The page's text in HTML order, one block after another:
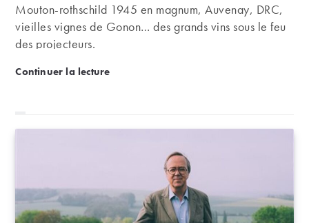
Mouton-rothschild 1945 en magnum, Auvenay, DRC,
vieilles vignes de Gonon… des grands vins sous le feu
des projecteurs.
Continuer la lectureRapport d’enchères de mars : Bordeaux et